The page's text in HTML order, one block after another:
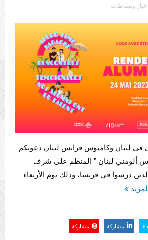
أخبار ونشاطات
في لبنان وكامبوس فرانس لبنان دعوتكم
ألومني لبنان ” المنظم على شرف
الذين درسوا في فرنسا، وذلك يوم الأربعاء
مشاركة مشاركة